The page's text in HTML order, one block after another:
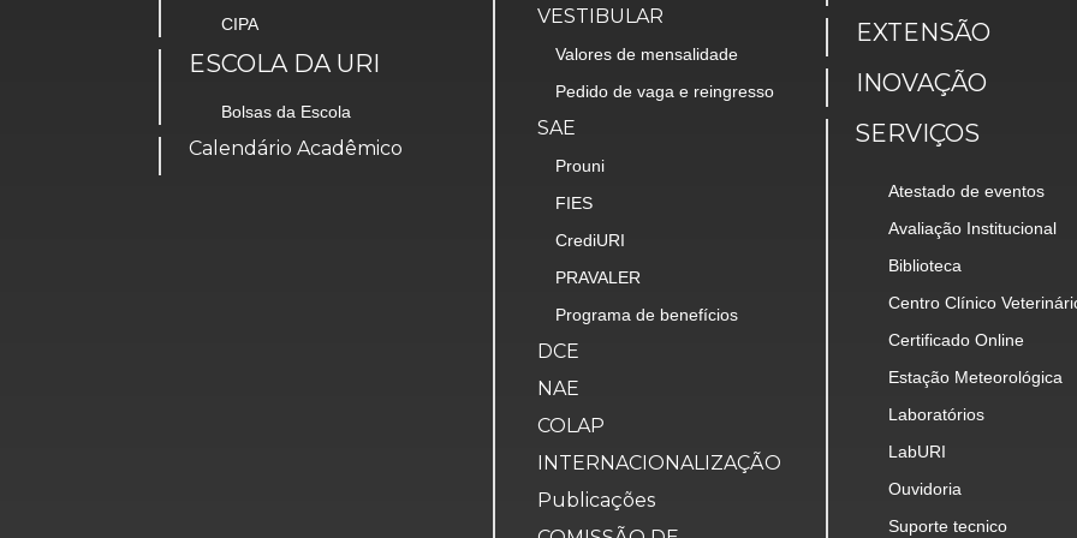
CIPA
ESCOLA DA URI
Bolsas da Escola
Calendário Acadêmico
VESTIBULAR
Valores de mensalidade
Pedido de vaga e reingresso
SAE
Prouni
FIES
CrediURI
PRAVALER
Programa de benefícios
DCE
NAE
COLAP
INTERNACIONALIZAÇÃO
Publicações
EXTENSÃO
INOVAÇÃO
SERVIÇOS
Atestado de eventos
Avaliação Institucional
Biblioteca
Centro Clínico
Certificado Online
Estação Meteorológica
Laboratórios
LabURI
Ouvidoria
Suporte tecnico